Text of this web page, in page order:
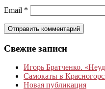
Email *
Свежие записи
Игорь Братченко.
Самокаты в
Новая публикация